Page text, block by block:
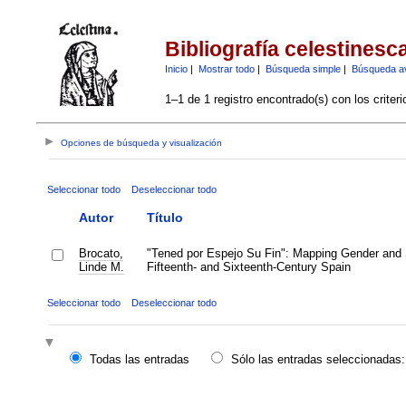
Bibliografía
Inicio| Mostrar todo| Búsqueda simple| Búsqueda
1–1 de 1 registro encontrado(s) con los
Opciones de búsqueda y visualización
Seleccionar todo Deseleccionar todo
Autor Título
Brocato,
Linde M.
"Tened por Espejo Su Fin": Mapping Gender and
Fifteenth- and Sixteenth-Century Spain
Seleccionar todo Deseleccionar todo
Todas las entradas
Sólo las entradas seleccionadas: